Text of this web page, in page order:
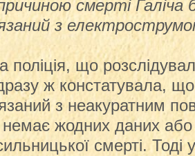
смерті Галіча
з
що
ж констатувала,
з неакуратним
немає жодних даних
смерті. Тоді